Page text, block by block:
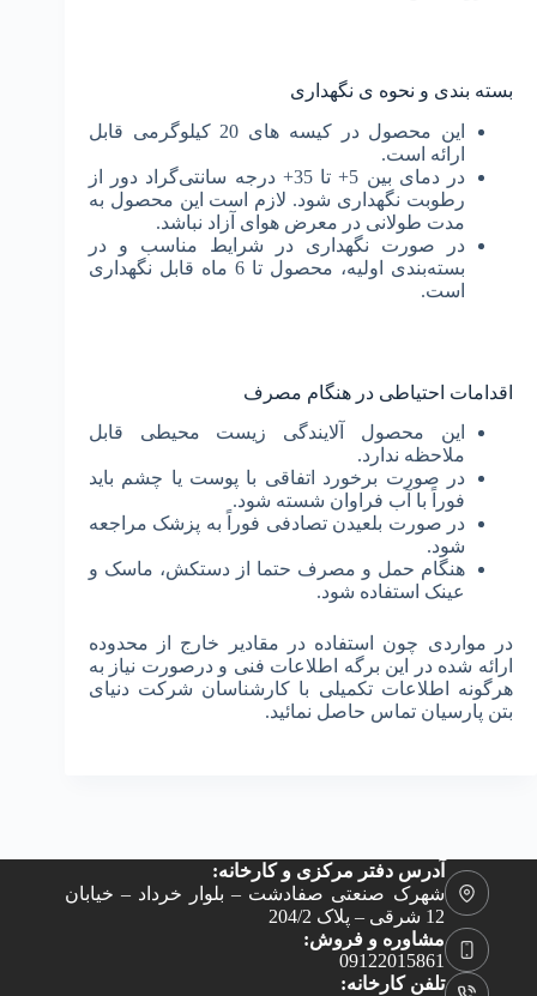
بسته بندی و نحوه ی نگهداری
این محصول در کیسه ‌های 20 کیلوگرمی قابل
ارائه است.
در دمای بین 5+ تا 35+ درجه سانتی‌گراد دور از
رطوبت نگهداری شود. لازم است این محصول به
مدت طولانی در معرض هوای آزاد نباشد.
در صورت نگهداری در شرایط مناسب و در
بسته‌بندی اولیه، محصول تا 6 ماه قابل نگهداری
است.
اقدامات احتیاطی در هنگام مصرف
این محصول آلایندگی زیست محیطی قابل
ملاحظه ندارد.
در صورت برخورد اتفاقی با پوست یا چشم باید
فوراً با آب فراوان شسته شود.
در صورت بلعیدن تصادفی فوراً به پزشک مراجعه
شود.
هنگام حمل و مصرف حتما از دستکش، ماسک و
عینک استفاده شود.
در مواردی چون استفاده در مقادیر خارج از محدوده
ارائه شده در این برگه اطلاعات فنی و درصورت نیاز به
هرگونه اطلاعات تکمیلی با کارشناسان شرکت دنیای
بتن پارسیان تماس حاصل نمائید.
آدرس دفتر مرکزی و کارخانه:
شهرک صنعتی صفادشت – بلوار خرداد – خیابان
12 شرقی – پلاک 204/2
مشاوره و فروش:
09122015861
تلفن کارخانه: